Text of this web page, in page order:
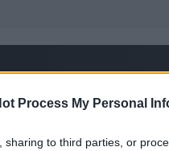
Process My Personal
sharing to third parties, or